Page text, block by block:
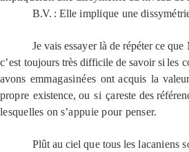
B.V. : Elleimplique une
Jevais essayerlà de répéter ceque
c’est toujours très difficile de savoirsi les
avons emmagasinées ont acquis la valeur
propre existence, ou si çareste des
lesquelles on s’appuiepour penser.
Plût au cielque tous leslacaniens